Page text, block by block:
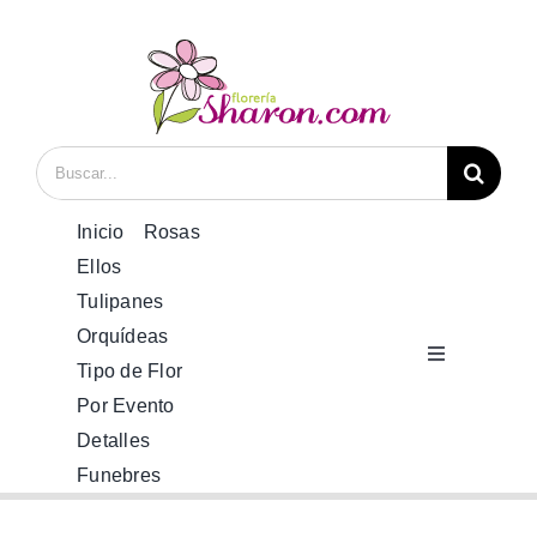
Buscar:
Toggle
Rosas
Inicio
Rosas
Ellos
Tulipanes
Orquídeas
Tipo de Flor
Por Evento
Detalles
Funebres